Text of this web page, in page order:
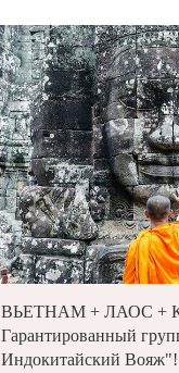
ВЬЕТНАМ + ЛАОС +
Гарантированный
Индокитайский Вояж"!